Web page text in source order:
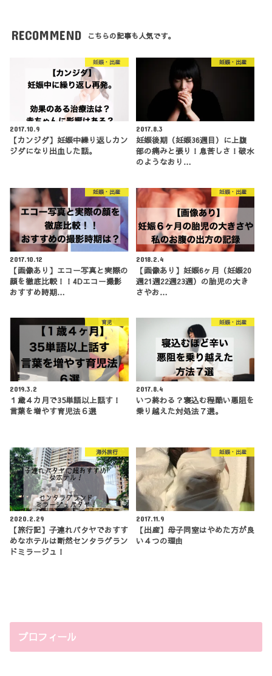
RECOMMEND こちらの記事も人気です。
妊娠・出産
2017.10.9
【カンジダ】妊娠中繰り返しカン
ジダになり出血した話。
妊娠・出産
2017.8.3
妊娠後期（妊娠36週目）に上腹
部の痛みと張り！息苦しさ！破水
のようなおり…
妊娠・出産
2017.10.12
【画像あり】エコー写真と実際の
顔を徹底比較！！4Dエコー撮影
おすすめ時期…
妊娠・出産
2018.2.4
【画像あり】妊娠6ヶ月（妊娠20
週21週22週23週）の胎児の大き
さやお…
育児
2019.3.2
１歳４カ月で35単語以上話す！
言葉を増やす育児法６選
妊娠・出産
2017.8.4
いつ終わる？寝込む程酷い悪阻を
乗り越えた対処法７選。
海外旅行
2020.2.29
【旅行記】子連れパタヤでおすす
めなホテルは断然センタラグラン
ドミラージュ！
妊娠・出産
2017.11.9
【出産】母子同室はやめた方が良
い４つの理由
プロフィール